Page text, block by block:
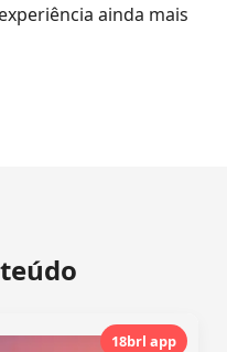
ainda mais
18brl app